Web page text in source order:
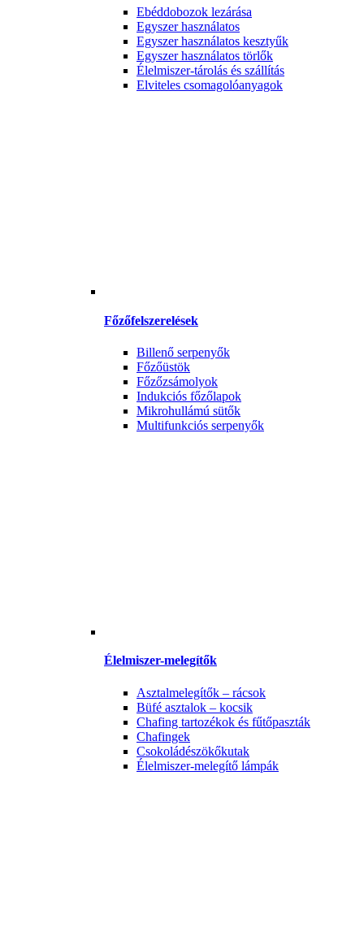
Ebéddobozok lezárása
Egyszer használatos
Egyszer használatos kesztyűk
Egyszer használatos törlők
Élelmiszer-tárolás és szállítás
Elviteles csomagolóanyagok
Főzőfelszerelések
Billenő serpenyők
Főzőüstök
Főzőzsámolyok
Indukciós főzőlapok
Mikrohullámú sütők
Multifunkciós serpenyők
Élelmiszer-melegítők
Asztalmelegítők – rácsok
Büfé asztalok – kocsik
Chafing tartozékok és fűtőpaszták
Chafingek
Csokoládészökőkutak
Élelmiszer-melegítő lámpák